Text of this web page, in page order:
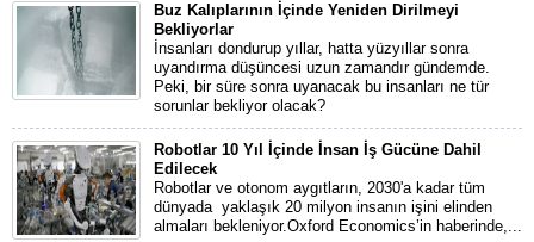
Buz Kalıplarının İçinde Yeniden Dirilmeyi
Bekliyorlar
İnsanları dondurup yıllar, hatta yüzyıllar sonra
uyandırma düşüncesi uzun zamandır gündemde.
Peki, bir süre sonra uyanacak bu insanları ne tür
sorunlar bekliyor olacak?
Robotlar 10 Yıl İçinde İnsan İş Gücüne Dahil
Edilecek
Robotlar ve otonom aygıtların, 2030'a kadar tüm
dünyada yaklaşık 20 milyon insanın işini elinden
almaları bekleniyor.Oxford Economics’in haberinde,...